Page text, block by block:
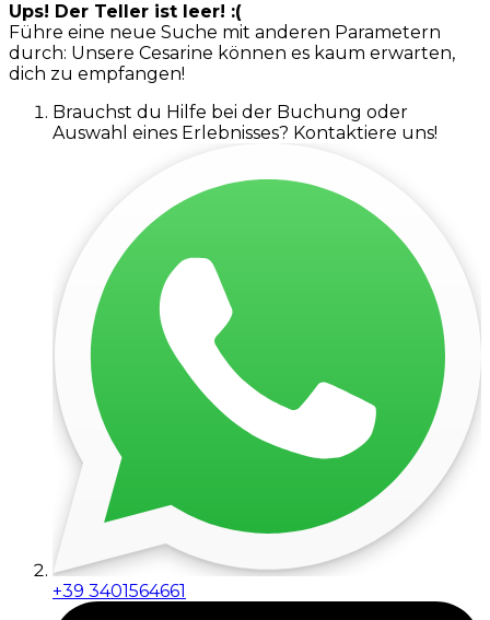
Ups! Der Teller ist leer! :(
Führe eine neue Suche mit anderen Parametern
durch: Unsere Cesarine können es kaum erwarten,
dich zu empfangen!
Brauchst du Hilfe bei der Buchung oder
Auswahl eines Erlebnisses? Kontaktiere uns!
+39 3401564661